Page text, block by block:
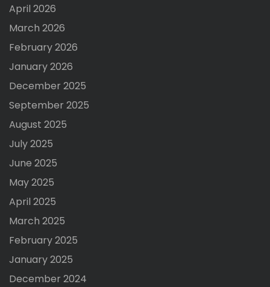
April 2026
March 2026
February 2026
January 2026
December 2025
September 2025
August 2025
July 2025
June 2025
May 2025
April 2025
March 2025
February 2025
January 2025
December 2024